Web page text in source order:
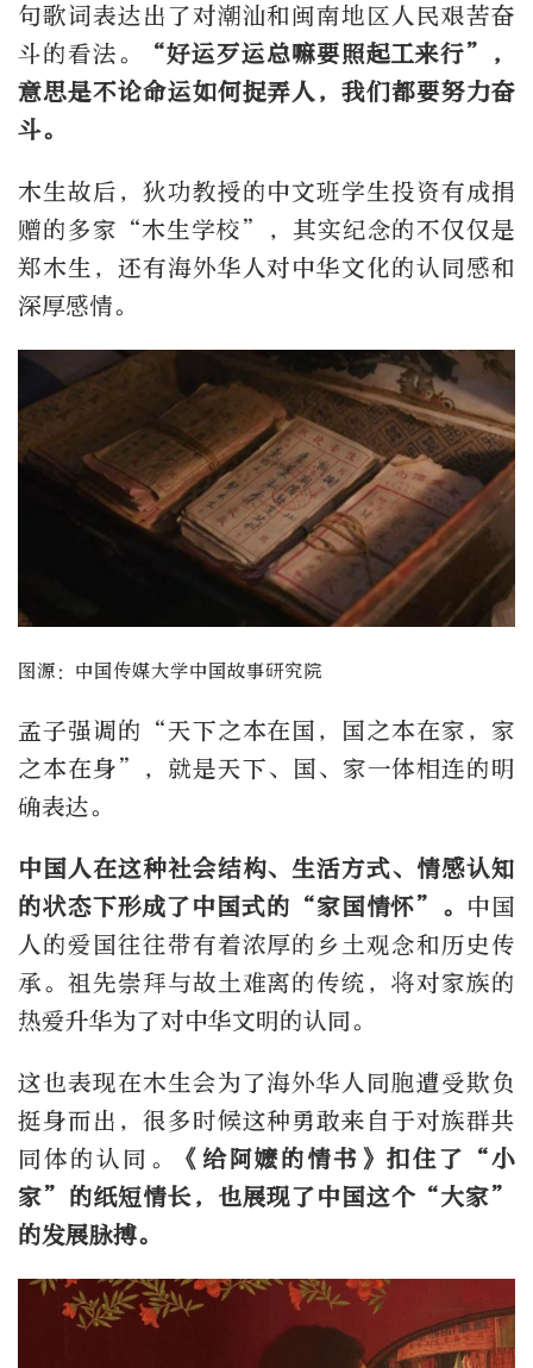
句歌词表达出了对潮汕和闽南地区人民艰苦奋
斗的看法。
“好运歹运总嘛要照起工来行”，
意思是不论命运如何捉弄人，我们都要努力奋
斗。
木生故后，狄功教授的中文班学生投资有成捐
赠的多家“木生学校”，其实纪念的不仅仅是
郑木生，还有海外华人对中华文化的认同感和
深厚感情。
图源：中国传媒大学中国故事研究院
孟子强调的“天下之本在国，国之本在家，家
之本在身”，就是天下、国、家一体相连的明
确表达。
中国人在这种社会结构、生活方式、情感认知
的状态下形成了中国式的“家国情怀”。 中国
人的爱国往往带有着浓厚的乡土观念和历史传
承。祖先崇拜与故土难离的传统，将对家族的
热爱升华为了对中华文明的认同。
这也表现在木生会为了海外华人同胞遭受欺负
挺身而出，很多时候这种勇敢来自于对族群共
同体的认同。
《给阿嬷的情书》扣住了“小
家”的纸短情长，也展现了中国这个“大家”
的发展脉搏。